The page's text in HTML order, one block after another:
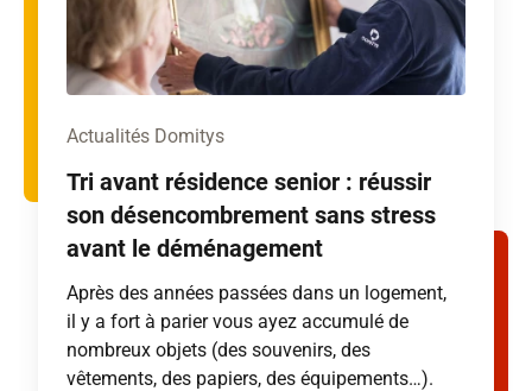
Actualités Domitys
Tri avant résidence senior : réussir
son désencombrement sans stress
avant le déménagement
Après des années passées dans un logement,
il y a fort à parier vous ayez accumulé de
nombreux objets (des souvenirs, des
vêtements, des papiers, des équipements…).